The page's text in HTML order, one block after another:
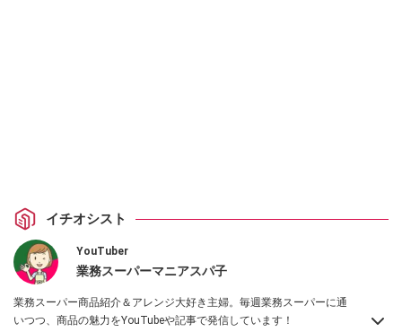
イチオシスト
YouTuber
業務スーパーマニアスパ子
業務スーパー商品紹介＆アレンジ大好き主婦。毎週業務スーパーに通
いつつ、商品の魅力をYouTubeや記事で発信しています！